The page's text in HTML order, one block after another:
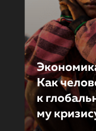
Как
к
му